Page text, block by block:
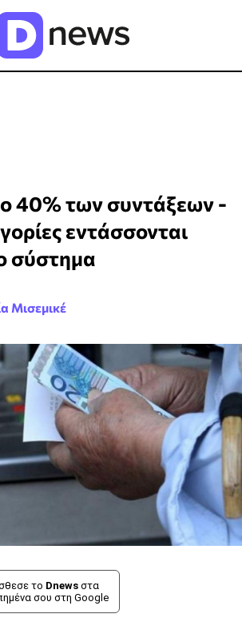
40% των συντάξεων -
εντάσσονται
σύστημα
Μισεμικέ
το Dnews στα
σου στη Google